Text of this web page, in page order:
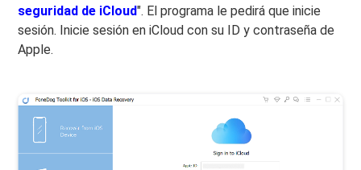
seguridad de iCloud". El programa le pedirá que inicie
sesión. Inicie sesión en iCloud con su ID y contraseña de
Apple.